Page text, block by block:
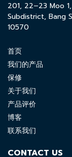
201, 22–23 Moo
Subdistrict, Bang
10570
首页
我们的产品
保修
关于我们
产品评价
博客
联系我们
CONTACT US